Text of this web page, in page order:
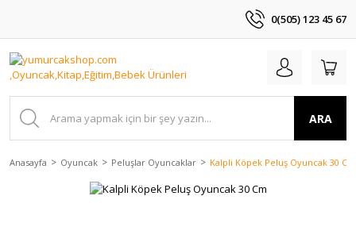
0(505) 123 45 67
ARA
Anasayfa Oyuncak Peluşlar Oyuncaklar Kalpli Köpek Peluş Oyuncak 30 Cm